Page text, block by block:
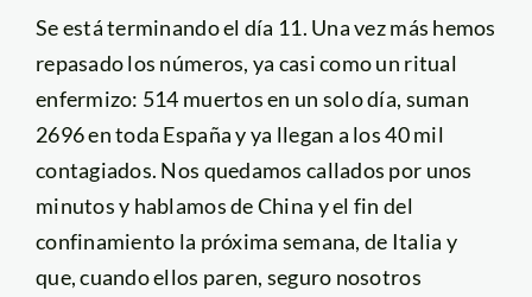
Se está terminando el día 11. Una vez más hemos
repasado los números, ya casi como un ritual
enfermizo: 514 muertos en un solo día, suman
2696 en toda España y ya llegan a los 40 mil
contagiados. Nos quedamos callados por unos
minutos y hablamos de China y el fin del
confinamiento la próxima semana, de Italia y
que, cuando ellos paren, seguro nosotros